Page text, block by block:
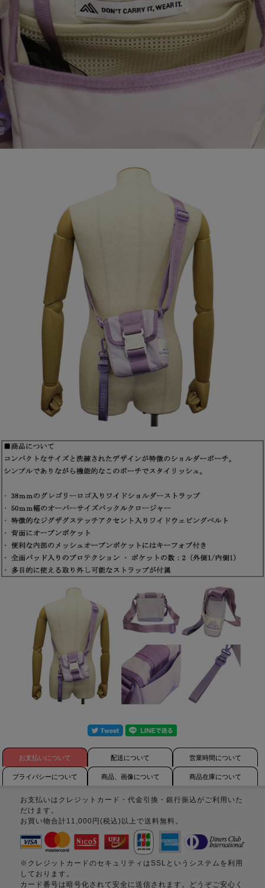
お支払いについて 配送について 営業時間について
プライバシーについて 商品、画像について 商品在庫について
お支払いはクレジットカード・代金引換・銀行振込がご利用いた
だけます。
お買い物合計11,000円(税込)以上で送料無料。
※クレジットカードのセキュリティはSSLというシステムを利用
しております。
カード番号は暗号化されて安全に送信されます。どうぞご安心く